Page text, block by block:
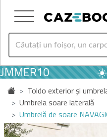
☀️
Toldo exterior și
Umbrela soare laterală
Umbrelă de soare